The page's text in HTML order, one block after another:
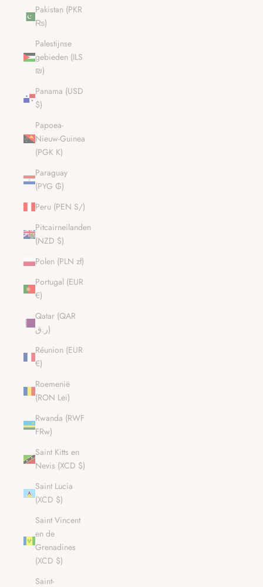
Pakistan (PKR
₨)
Palestijnse
gebieden (ILS
₪)
Panama (USD
$)
Papoea-
Nieuw-Guinea
(PGK K)
Paraguay
(PYG ₲)
Peru (PEN S/)
Pitcairneilanden
(NZD $)
Polen (PLN zł)
Portugal (EUR
€)
Qatar (QAR
ر.ق)
Réunion (EUR
€)
Roemenië
(RON Lei)
Rwanda (RWF
FRw)
Saint Kitts en
Nevis (XCD $)
Saint Lucia
(XCD $)
Saint Vincent
en de
Grenadines
(XCD $)
Saint-